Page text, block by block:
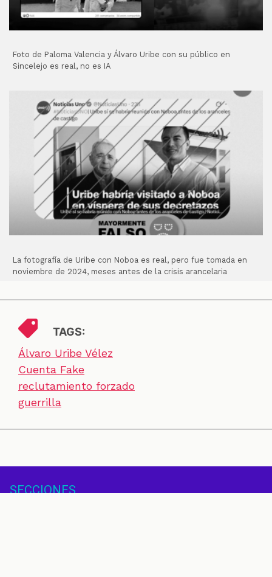
Foto de Paloma Valencia y Álvaro Uribe con su público en
Sincelejo es real, no es IA
La fotografía de Uribe con Noboa es real, pero fue tomada en
noviembre de 2024, meses antes de la crisis arancelaria
TAGS:
Álvaro Uribe Vélez
Cuenta Fake
reclutamiento forzado
guerrilla
SECCIONES